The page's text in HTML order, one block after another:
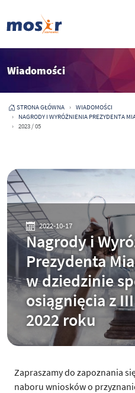
Wiadomości
STRONA GŁÓWNA
WIADOMOŚCI
NAGRODY I WYRÓŻNIENIA PREZYDENTA
2023 / 05
2022-10-17
Nagrody i
Prezydenta
w dziedzinie
osiągnięcia z
2022 roku
Zapraszamy do zapoznania
naboru wniosków o